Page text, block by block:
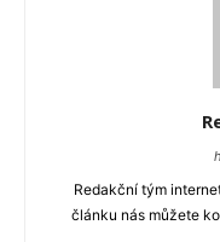
Redakční tým
článku nás můžete